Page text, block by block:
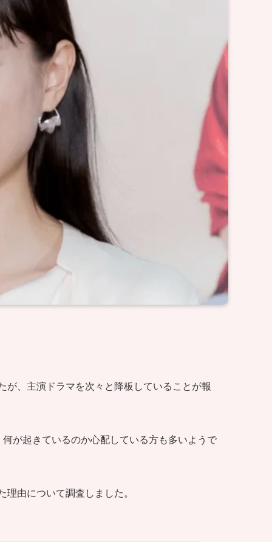
が、主演ドラマを次々と降板していることが報
が起きているのか心配している方も多いようで
由について調査しました。